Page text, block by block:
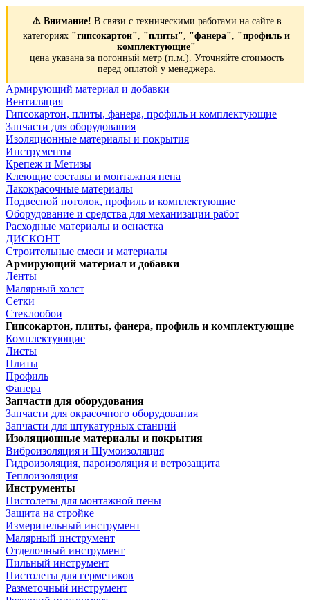
⚠️ Внимание! В связи с техническими работами на сайте в
категориях "гипсокартон", "плиты", "фанера", "профиль и
комплектующие"
цена указана за погонный метр (п.м.). Уточняйте стоимость
перед оплатой у менеджера.
Армирующий материал и добавки
Вентиляция
Гипсокартон, плиты, фанера, профиль и комплектующие
Запчасти для оборудования
Изоляционные материалы и покрытия
Инструменты
Крепеж и Метизы
Клеющие составы и монтажная пена
Лакокрасочные материалы
Подвесной потолок, профиль и комплектующие
Оборудование и средства для механизации работ
Расходные материалы и оснастка
ДИСКОНТ
Строительные смеси и материалы
Армирующий материал и добавки
Ленты
Малярный холст
Сетки
Стеклообои
Гипсокартон, плиты, фанера, профиль и комплектующие
Комплектующие
Листы
Плиты
Профиль
Фанера
Запчасти для оборудования
Запчасти для окрасочного оборудования
Запчасти для штукатурных станций
Изоляционные материалы и покрытия
Виброизоляция и Шумоизоляция
Гидроизоляция, пароизоляция и ветрозащита
Теплоизоляция
Инструменты
Пистолеты для монтажной пены
Защита на стройке
Измерительный инструмент
Малярный инструмент
Отделочный инструмент
Пильный инструмент
Пистолеты для герметиков
Разметочный инструмент